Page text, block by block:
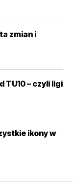
zmian i
TU10 – czyli ligi
ikony w